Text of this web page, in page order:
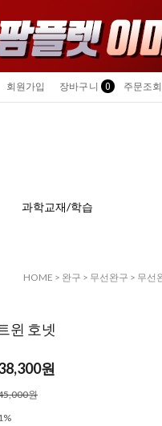
회원가입 장바구니 0 주문조회
과학교재/학습
HOME > 완구 > 무선완구 > 무선
윈 호넷
원
원